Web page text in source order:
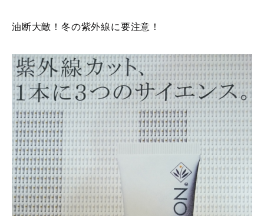
油断大敵！冬の紫外線に要注意！